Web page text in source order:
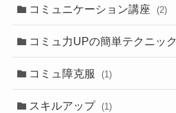
コミュニケーション講座 (2)
コミュ力UPの簡単テクニック
コミュ障克服 (1)
スキルアップ (1)